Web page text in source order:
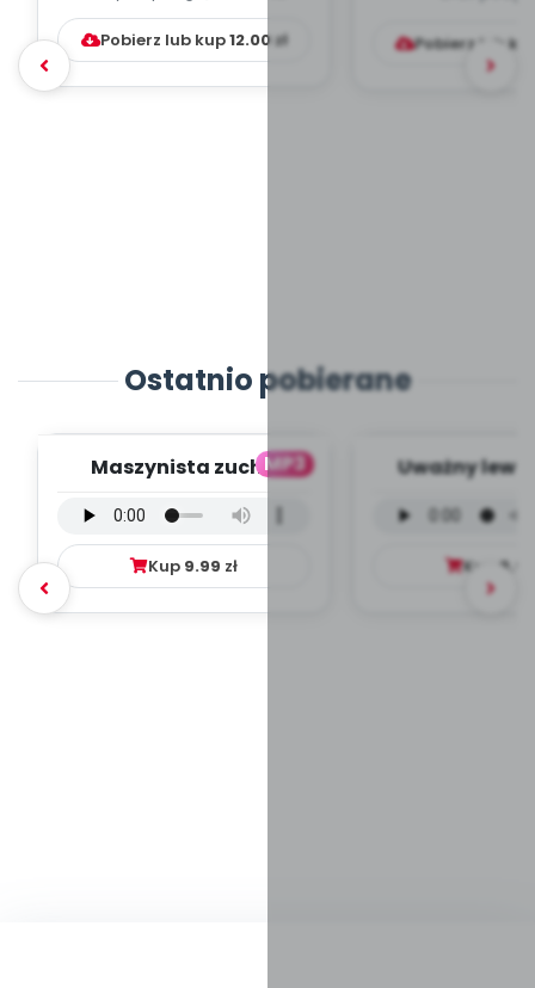
Pobierz lub kup12.00zł Pobierz lub
Ostatnio pobierane
MP3
Maszynista zuch -
mp3)
Kup 9.99 zł
Uważny lew
Kup 9.99